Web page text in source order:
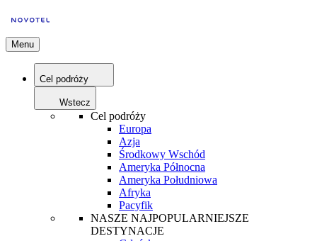
Menu
Cel podróży
Wstecz
Cel podróży
Europa
Azja
Środkowy Wschód
Ameryka Północna
Ameryka Południowa
Afryka
Pacyfik
NASZE NAJPOPULARNIEJSZE
DESTYNACJE